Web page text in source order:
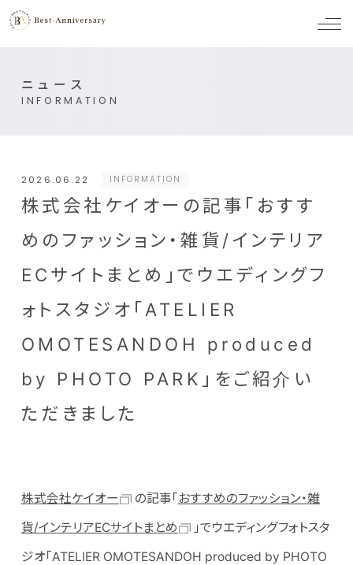
メ
ニュース
INFORMATION
2026.06.22 INFORMATION
株式会社ケイオーの記事「おすす
めのファッション・雑貨/インテリア
ECサイトまとめ」でウエディングフ
ォトスタジオ「ATELIER
OMOTESANDOH produced
by PHOTO PARK」をご紹介い
ただきました
株式会社ケイオー の記事「おすすめのファッション・雑
貨/インテリアECサイトまとめ
」でウエディングフォトスタ
ジオ「ATELIER OMOTESANDOH produced by PHOTO